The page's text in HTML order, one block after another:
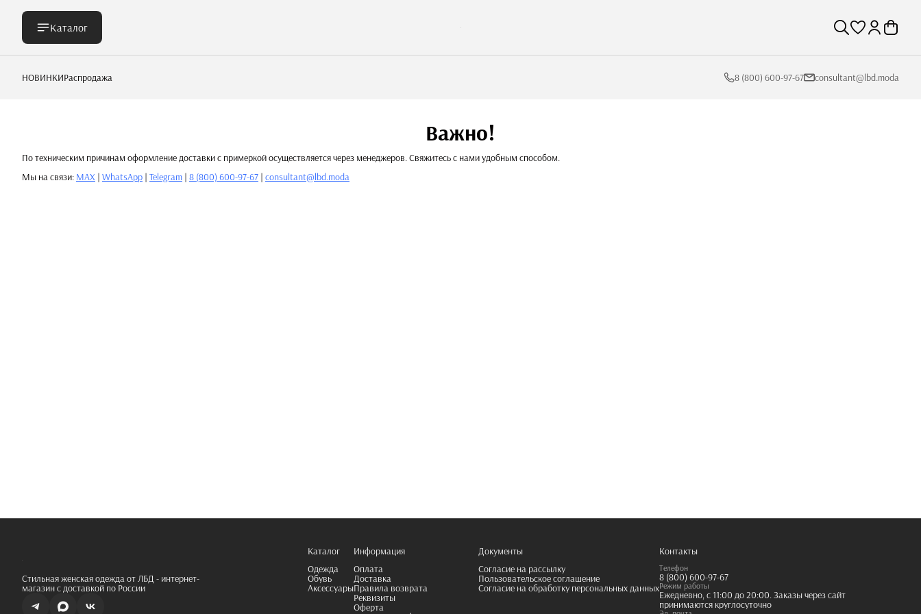
Каталог
НОВИНКИРаспродажа 8 (800) 600-97-67 consultant@lbd.moda
Важно!
По техническим причинам оформление доставки с примеркой осуществляется через менеджеров. Свяжитесь с нами удобным способом.
Мы на связи: MAX | WhatsApp | Telegram | 8 (800) 600-97-67 | consultant@lbd.moda
Стильная женская одежда от ЛБД - интернет-
магазин с доставкой по России
Каталог
Одежда
Обувь
Аксессуары
Информация
Оплата
Доставка
Правила возврата
Реквизиты
Оферта
Документы
Согласие на рассылку
Пользовательское соглашение
Согласие на обработку персональных данных
Контакты
Телефон
8 (800) 600-97-67
Режим работы
Ежедневно, с 11:00 до 20:00. Заказы через сайт
принимаются круглосуточно